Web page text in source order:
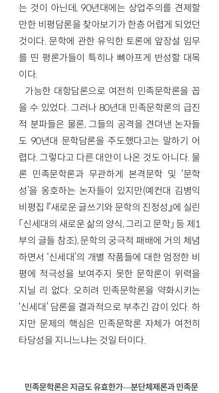
는 것이 아닌데, 90년대에는 상업주의를 견제할
만한 비평담론을 찾아보기가 한층 어렵게 되었던
것이다. 문학에 관한 유익한 토론에 앞장설 임무
를 띤 평론가들이 특히나 뼈아프게 반성할 대목
이다.
가능한 대항담론으로 여전히 민족문학론을 꼽
을 수 있었다. 그러나 80년대 민족문학론의 급진
적 분파들은 물론, 그들의 공격을 견뎌낸 논자들
도 90년대 문학담론을 주도했다고는 말하기 어
렵다. 그렇다고 다른 대안이 나온 것도 아니다. 물
론 민족문학론과 무관하게 본격문학 및 ‘문학
성’을 옹호하는 논자들이 있지만(예컨대 김병익
비평집 『새로운 글쓰기와 문학의 진정성』에 실린
「신세대의 새로운 삶의 양식, 그리고 문학」 등 제1
부의 글들 참조), 문학의 궁극적 패배에 거의 체념
하면서 ‘신세대’의 개별 작품들에 대한 엄정한 비
평에 적극성을 보여주지 못한 문학론이 위력을
지닐 리 없다. 오히려 민족문학론을 약화시키는
‘신세대’ 담론을 결과적으로 부추긴 감이 있다. 하
지만 문제의 핵심은 민족문학론 자체가 여전히
타당성을 지니느냐는 것일 터이다.
민족문학론은 지금도 유효한가—분단체제론과 민족문